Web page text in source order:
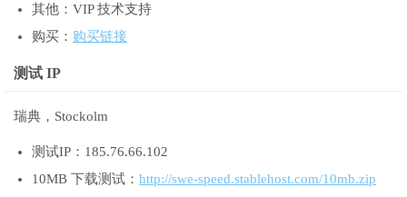
其他：VIP 技术支持
购买： 购买链接
测试 IP
瑞典，Stockolm
测试IP：185.76.66.102
10MB 下载测试： http://swe-speed.stablehost.com/10mb.zip